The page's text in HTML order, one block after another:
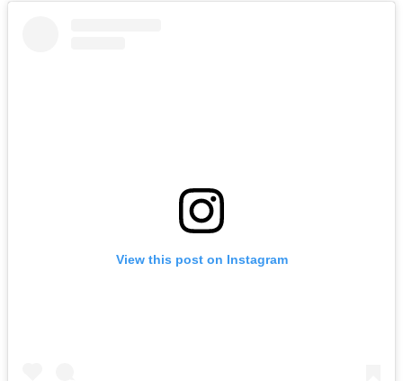
View this post on Instagram